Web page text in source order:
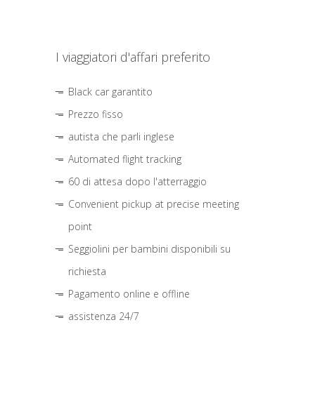
I viaggiatori d'affari preferito
Black car garantito
Prezzo fisso
autista che parli inglese
Automated flight tracking
60 di attesa dopo l'atterraggio
Convenient pickup at precise meeting
point
Seggiolini per bambini disponibili su
richiesta
Pagamento online e offline
assistenza 24/7